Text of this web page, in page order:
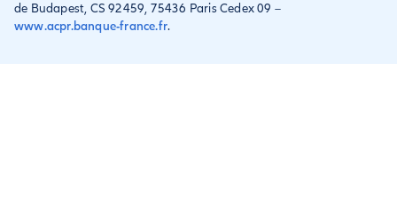
de Budapest, CS 92459, 75436 Paris Cedex 09 –
www.acpr.banque-france.fr.